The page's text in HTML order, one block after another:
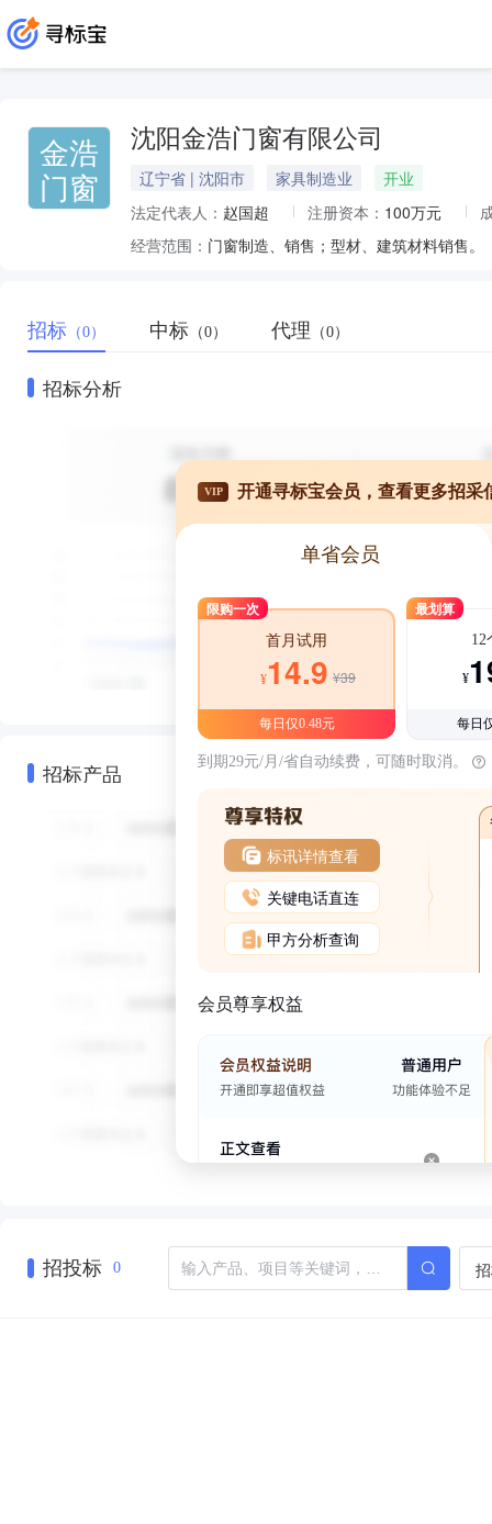
金浩
门窗
沈阳金浩门窗有限公司
辽宁省 | 沈阳市 家具制造业
开业
法定代表人： 赵国超 注册资本： 100万元
经营范围： 门窗制造、销售；型材、建筑材料销售。
招标 （0） 中标 （0） 代理 （0）
招标分析
招标产品
VIP 开通寻标宝会员，查看更多招采
单省会员
限购一次
首月试用
¥14.9 ¥39
每日仅0.48元
最划算
12
¥
每日
到期29元/月/省自动续费，可随时取消。
标讯详情查看
关键电话直连
甲方分析查询
会员尊享权益
招投标 0